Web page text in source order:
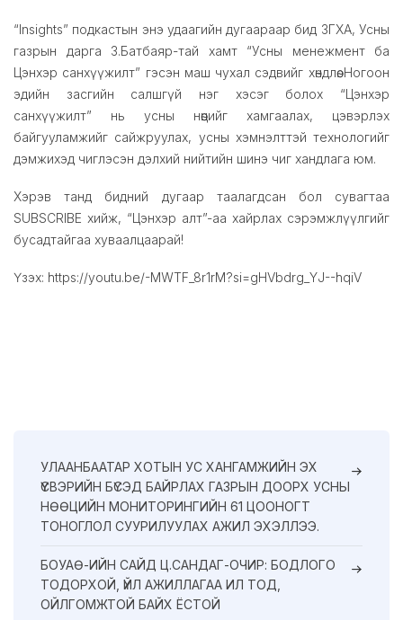
УЛААНБААТАР ХОТЫН УС ХАНГАМЖИЙН ЭХ
ҮҮСВЭРИЙН БҮСЭД БАЙРЛАХ ГАЗРЫН ДООРХ УСНЫ
НӨӨЦИЙН МОНИТОРИНГИЙН 61 ЦООНОГТ
ТОНОГЛОЛ СУУРИЛУУЛАХ АЖИЛ ЭХЭЛЛЭЭ.
БОУАӨ-ИЙН САЙД Ц.САНДАГ-ОЧИР: БОДЛОГО
ТОДОРХОЙ, ҮЙЛ АЖИЛЛАГАА ИЛ ТОД,
ОЙЛГОМЖТОЙ БАЙХ ЁСТОЙ
“Insights” подкастын энэ удаагийн дугаараар бид ЗГХА, Усны
газрын дарга З.Батбаяр-тай хамт “Усны менежмент ба
Цэнхэр санхүүжилт” гэсэн маш чухал сэдвийг хөндлөө. Ногоон
эдийн засгийн салшгүй нэг хэсэг болох “Цэнхэр
санхүүжилт” нь усны нөөцийг хамгаалах, цэвэрлэх
байгууламжийг сайжруулах, усны хэмнэлттэй технологийг
дэмжихэд чиглэсэн дэлхий нийтийн шинэ чиг хандлага юм.
Хэрэв танд бидний дугаар таалагдсан бол сувагтаа
SUBSCRIBE хийж, “Цэнхэр алт”-аа хайрлах сэрэмжлүүлгийг
бусадтайгаа хуваалцаарай!
Үзэх: https://youtu.be/-MWTF_8r1rM?si=gHVbdrg_YJ--hqiV